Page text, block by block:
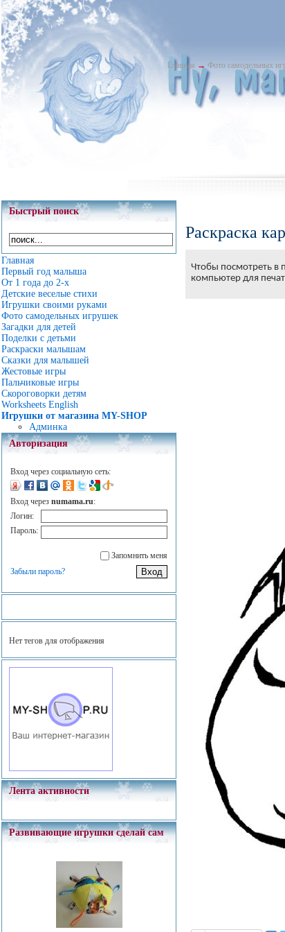
Главная → Фото самодельных
Быстрый поиск
Главная
Первый год малыша
От 1 года до 2-х
Детские веселые стихи
Игрушки своими руками
Фото самодельных игрушек
Загадки для детей
Поделки с детьми
Раскраски малышам
Сказки для малышей
Жестовые игры
Пальчиковые игры
Скороговорки детям
Worksheets English
Игрушки от магазина MY-SHOP
Админка
Авторизация
Вход через социальную сеть:
Вход через numama.ru:
Логин:
Пароль:
Запомнить меня
Забыли пароль?
Нет тегов для отображения
Лента активности
Развивающие игрушки сделай сам
Раскраска
Чтобы посмотреть в
компьютер для